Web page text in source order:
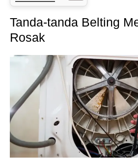
Tanda-tanda Belting
Rosak